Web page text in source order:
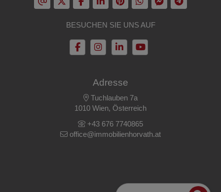
BESUCHEN SIE UNS AUF
Adresse
Tuchlauben 7a
1010 Wien, Österreich
+43 676 7740865
office@immobilienhorvath.at